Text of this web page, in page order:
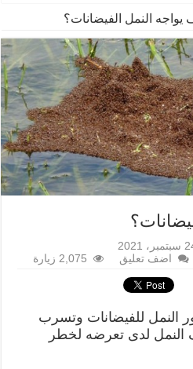
يواجه النمل الفيضانات؟
2021
اضف تعليق 2,075 زيارة
للفيضانات وتسرب
النمل لدى تعرضه لخطر